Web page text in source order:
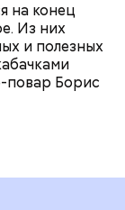
на конец
Из них
и полезных
повар Борис